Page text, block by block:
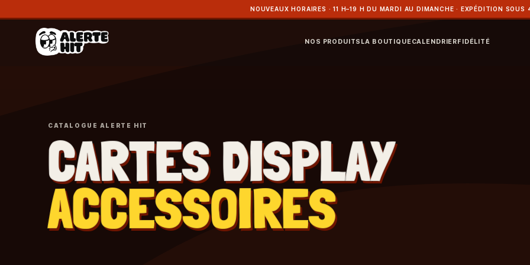
NOUVEAUX HORAIRES · 11 H–19 H DU MARDI AU DIMANCHE · EXPÉDITION SOUS
NOS PRODUITS LA BOUTIQUECALENDRIERFIDÉLITÉ
CATALOGUE ALERTE HIT
CARTES DISPLAY
ACCESSOIRES